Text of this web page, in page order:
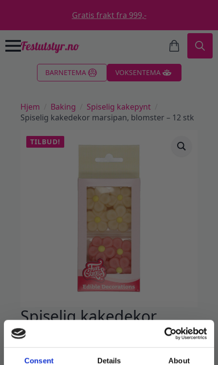
Consent Details About
Gratis frakt fra 999,-
BARNETEMA VOKSENTEMA
Hjem Baking
Spiselig kakepynt
Spiselig kakedekor marsipan, blomster – 12 stk
TILBUD!
Spiselig kakedekor
marsipan, blomster – 12
stk